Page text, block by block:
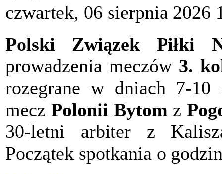
czwartek, 06 sierpnia 2026
Polski Związek Piłki
prowadzenia meczów 3.
rozegrane w dniach 7-
meczPolonii Bytom z
30-letni arbiter z
Początek spotkania o